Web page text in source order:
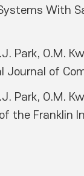
With
Park, O.M.
Journal of
Park, O.M.
the Franklin